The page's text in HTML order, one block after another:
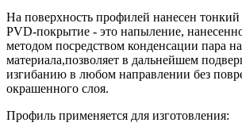
На поверхность профилей нанесен
PVD-покрытие - это напыление,
методом посредством конденсации пара
материала,позволяет в дальнейшем
изгибанию в любом направлении без
окрашенного слоя.
Профиль применяется для изготовления: